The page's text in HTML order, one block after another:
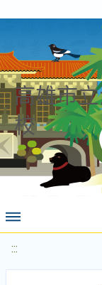
高雄市
校
:::